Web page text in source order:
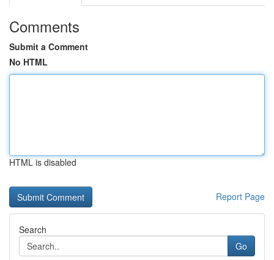
Comments
Submit a Comment
No HTML
HTML is disabled
Report Page
Search
Go